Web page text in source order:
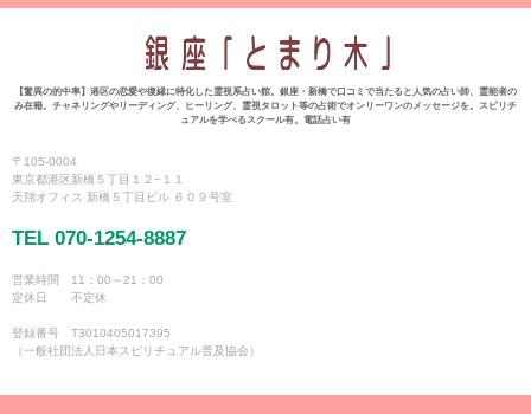
【驚異の的中率】港区の恋愛や復縁に特化した霊視系占い館。銀座・新橋で口コミで当たると人気の占い師、霊能者の
み在籍。チャネリングやリーディング、ヒーリング、霊視タロット等の占術でオンリーワンのメッセージを。スピリチ
ュアルを学べるスクール有。電話占い有
〒105-0004
東京都港区新橋５丁目１２−１１
天翔オフィス 新橋５丁目ビル ６０９号室
TEL 070-1254-8887
営業時間 11：00～21：00
定休日 不定休
登録番号 T3010405017395
（一般社団法人日本スピリチュアル普及協会）